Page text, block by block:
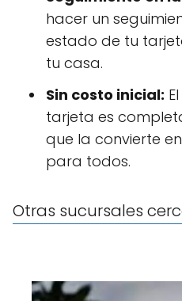
hacer un
estado de tu
tu casa.
Sin costo inicial:
tarjeta es
que la convierte
para todos.
Otras sucursales